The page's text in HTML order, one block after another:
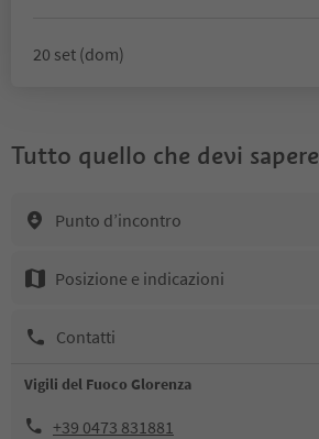
20 set (dom)
Tutto quello che devi sapere
Punto d’incontro
Posizione e indicazioni
Contatti
Vigili del Fuoco Glorenza
+39 0473 831881